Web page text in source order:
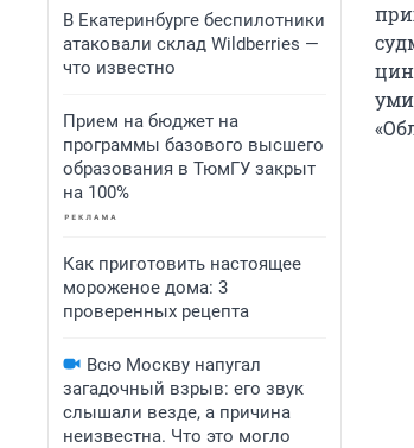
В Екатеринбурге беспилотники
атаковали склад Wildberries —
что известно
Прием на бюджет на
программы базового высшего
образования в ТюмГУ закрыт
на 100%
Как приготовить настоящее
мороженое дома: 3
проверенных рецепта
Всю Москву напугал
загадочный взрыв: его звук
слышали везде, а причина
неизвестна. Что это могло